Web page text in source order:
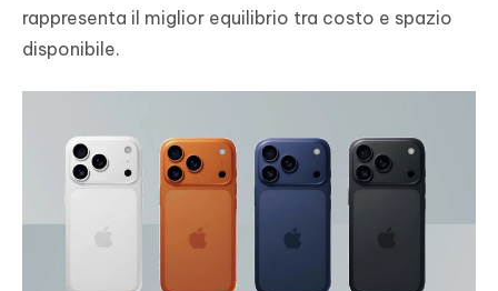
rappresenta il miglior equilibrio tra costo e spazio
disponibile.